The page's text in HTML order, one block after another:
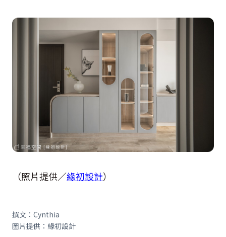
（照片提供／緣初設計）
撰文：Cynthia
圖片提供：緣初設計